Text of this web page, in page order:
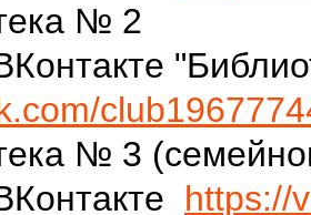
№ 2
№ 3
https://